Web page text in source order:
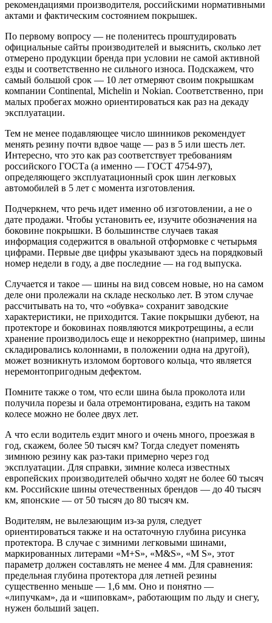
рекомендациями производителя, российскими нормативными
актами и фактическим состоянием покрышек.
По первому вопросу — не поленитесь проштудировать
официальные сайты производителей и выяснить, сколько лет
отмерено продукции бренда при условии не самой активной
езды и соответственно не сильного износа. Подскажем, что
самый большой срок — 10 лет отмеряют своим покрышкам
компании Continental, Michelin и Nokian. Соответственно, при
малых пробегах можно ориентироваться как раз на декаду
эксплуатации.
Тем не менее подавляющее число шинников рекомендует
менять резину почти вдвое чаще — раз в 5 или шесть лет.
Интересно, что это как раз соответствует требованиям
российского ГОСТа (а именно — ГОСТ 4754-97),
определяющего эксплуатационный срок шин легковых
автомобилей в 5 лет с момента изготовления.
Подчеркнем, что речь идет именно об изготовлении, а не о
дате продажи. Чтобы установить ее, изучите обозначения на
боковине покрышки. В большинстве случаев такая
информация содержится в овальной отформовке с четырьмя
цифрами. Первые две цифры указывают здесь на порядковый
номер недели в году, а две последние — на год выпуска.
Случается и такое — шины на вид совсем новые, но на самом
деле они пролежали на складе несколько лет. В этом случае
рассчитывать на то, что «обувка» сохранит заводские
характеристики, не приходится. Такие покрышки дубеют, на
протекторе и боковинах появляются микротрещины, а если
хранение производилось еще и некорректно (например, шины
складировались колоннами, в положении одна на другой),
может возникнуть изломом бортового кольца, что является
неремонтопригодным дефектом.
Помните также о том, что если шина была проколота или
получила порезы и бала отремонтирована, ездить на таком
колесе можно не более двух лет.
А что если водитель ездит много и очень много, проезжая в
год, скажем, более 50 тысяч км? Тогда следует поменять
зимнюю резину как раз-таки примерно через год
эксплуатации. Для справки, зимние колеса известных
европейских производителей обычно ходят не более 60 тысяч
км. Российские шины отечественных брендов — до 40 тысяч
км, японские — от 50 тысяч до 80 тысяч км.
Водителям, не вылезающим из-за руля, следует
ориентироваться также и на остаточную глубина рисунка
протектора. В случае с зимними легковыми шинами,
маркированных литерами «M+S», «M&S», «M S», этот
параметр должен составлять не менее 4 мм. Для сравнения:
предельная глубина протектора для летней резины
существенно меньше — 1,6 мм. Оно и понятно —
«липучкам», да и «шиповкам», работающим по льду и снегу,
нужен больший зацеп.